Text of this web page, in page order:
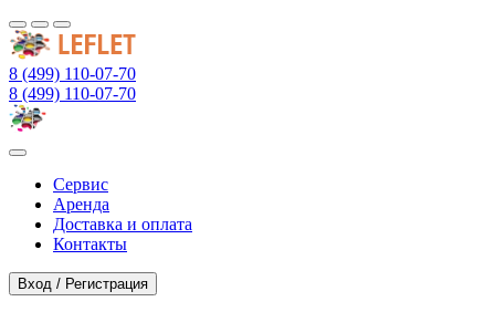
8 (499) 110-07-70
8 (499) 110-07-70
Сервис
Аренда
Доставка и оплата
Контакты
Вход / Регистрация